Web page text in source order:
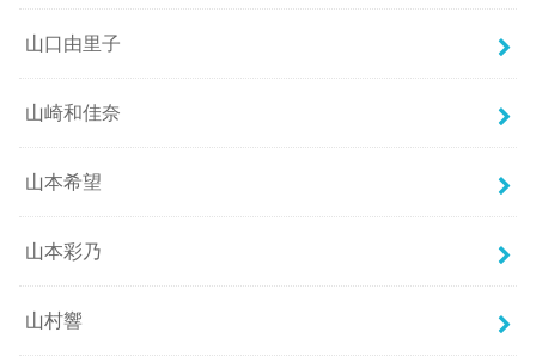
山口由里子
山崎和佳奈
山本希望
山本彩乃
山村響